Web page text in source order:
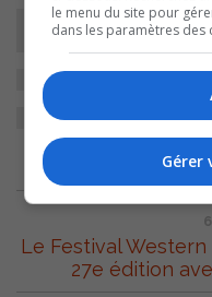
Le Festival
27e édition
le menu du site pour
dans les paramètres
Gérer